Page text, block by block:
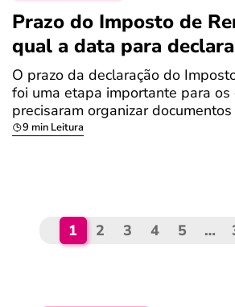
Prazo do Imposto de
qual a data para
O prazo da declaração do
foi uma etapa importante para
precisaram organizar
9 min Leitura
1 2 3 4 5 …